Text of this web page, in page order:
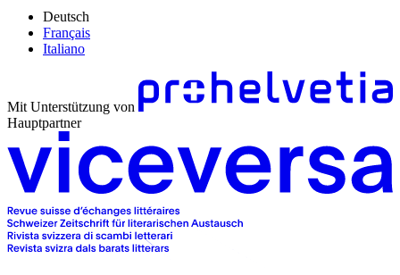
Deutsch
Français
Italiano
Mit Unterstützung von
Hauptpartner